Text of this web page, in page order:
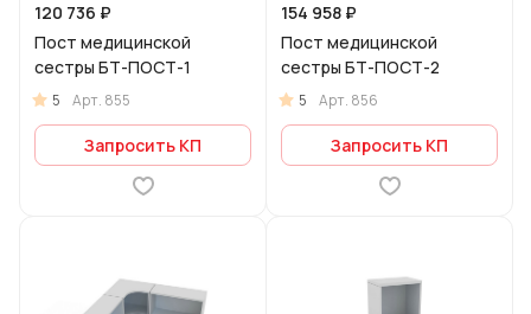
120 736 ₽
Пост медицинской
сестры БТ-ПОСТ-1
5 Арт. 855
Запросить КП
154 958 ₽
Пост медицинской
сестры БТ-ПОСТ-2
5 Арт. 856
Запросить КП